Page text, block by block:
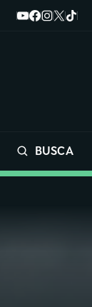
BUSCA